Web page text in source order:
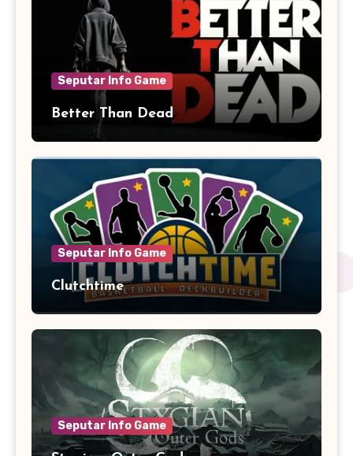
Seputar Info Game
Better Than Dead
Seputar Info Game
Clutchtime
Seputar Info Game